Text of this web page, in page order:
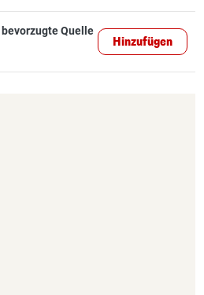
bevorzugte Quelle
Hinzufügen